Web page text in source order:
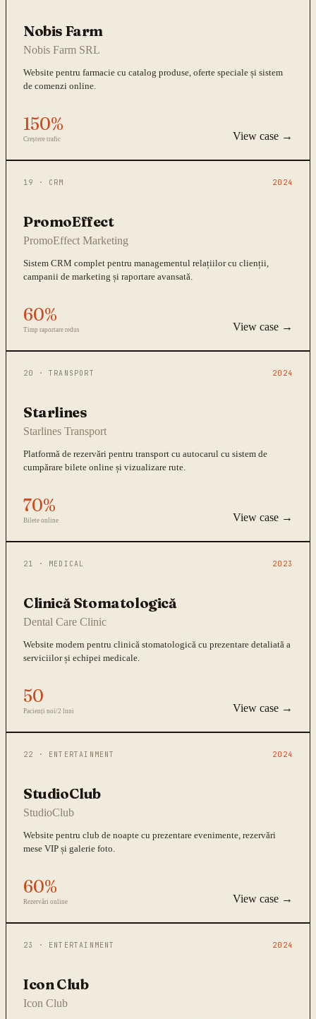
Nobis Farm
Nobis Farm SRL
Website pentru farmacie cu catalog produse, oferte speciale și sistem
de comenzi online.
150%
Creștere trafic View case →
19 · CRM 2024
PromoEffect
PromoEffect Marketing
Sistem CRM complet pentru managementul relațiilor cu clienții,
campanii de marketing și raportare avansată.
60%
Timp raportare redus View case →
20 ·TRANSPORT 2024
Starlines
Starlines Transport
Platformă de rezervări pentru transport cu autocarul cu sistem de
cumpărare bilete online și vizualizare rute.
70%
Bilete online View case →
21 · MEDICAL 2023
Clinică Stomatologică
Dental Care Clinic
Website modern pentru clinică stomatologică cu prezentare detaliată a
serviciilor și echipei medicale.
50
Pacienți noi/2 luni View case →
22 · ENTERTAINMENT 2024
StudioClub
StudioClub
Website pentru club de noapte cu prezentare evenimente, rezervări
mese VIP și galerie foto.
60%
Rezervări online View case →
23 · ENTERTAINMENT 2024
Icon Club
Icon Club